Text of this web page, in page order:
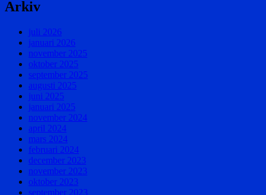
Arkiv
juli 2026
januari 2026
november 2025
oktober 2025
september 2025
augusti 2025
juni 2025
januari 2025
november 2024
april 2024
mars 2024
februari 2024
december 2023
november 2023
oktober 2023
september 2023